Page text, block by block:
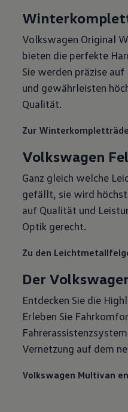
Volkswagen Original
bieten die perfekte
Sie werden präzise
und gewährleisten
Qualität.
Zur
Volkswagen
Ganz gleich welche
gefällt, sie wird
auf Qualität und
Optik gerecht.
Zu den
Der
Entdecken Sie die
Erleben Sie
Vernetzung auf dem
Volkswagen Multivan